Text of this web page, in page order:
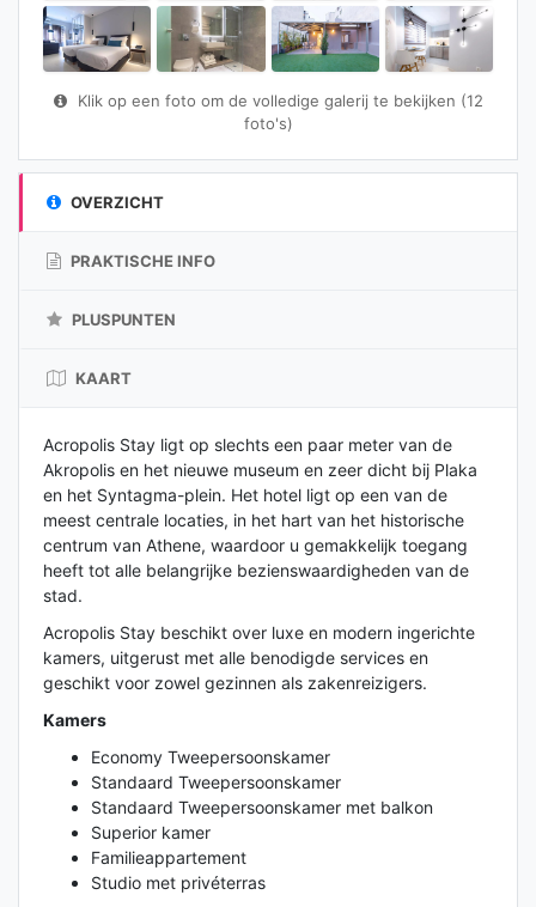
Klik op een foto om de volledige galerij te bekijken (12
foto's)
OVERZICHT
PRAKTISCHE INFO
PLUSPUNTEN
KAART
Acropolis Stay ligt op slechts een paar meter van de
Akropolis en het nieuwe museum en zeer dicht bij Plaka
en het Syntagma-plein. Het hotel ligt op een van de
meest centrale locaties, in het hart van het historische
centrum van Athene, waardoor u gemakkelijk toegang
heeft tot alle belangrijke bezienswaardigheden van de
stad.
Acropolis Stay beschikt over luxe en modern ingerichte
kamers, uitgerust met alle benodigde services en
geschikt voor zowel gezinnen als zakenreizigers.
Kamers
Economy Tweepersoonskamer
Standaard Tweepersoonskamer
Standaard Tweepersoonskamer met balkon
Superior kamer
Familieappartement
Studio met privéterras